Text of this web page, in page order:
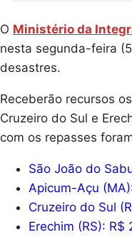
O Ministério da
nesta segunda-feira
desastres.
Receberão recursos
Cruzeiro do Sul e
com os repasses
São João do
Apicum-Açu
Cruzeiro do Sul
Erechim (RS): R$